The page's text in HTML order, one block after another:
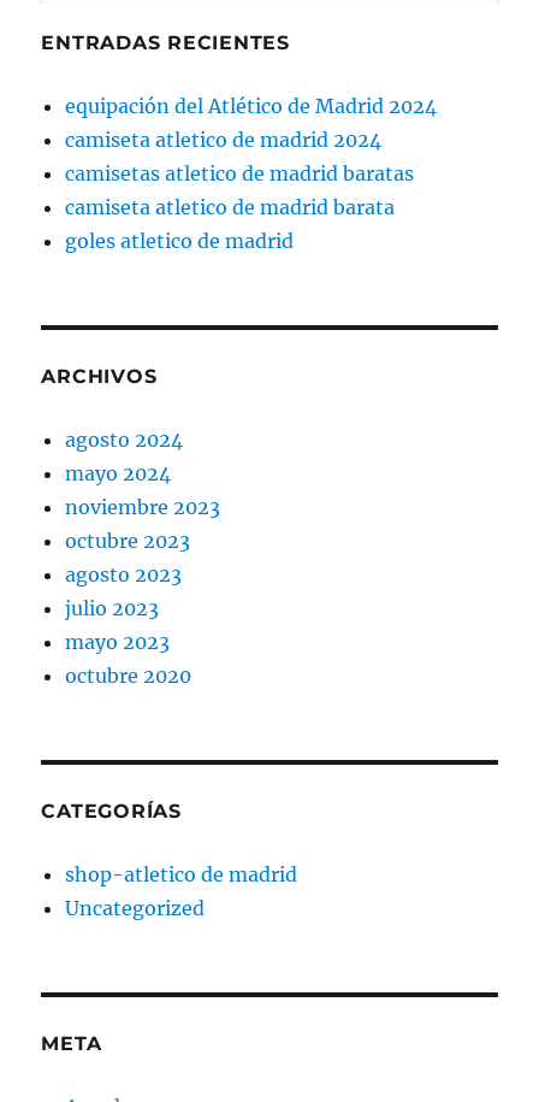
ENTRADAS RECIENTES
equipación del Atlético de Madrid 2024
camiseta atletico de madrid 2024
camisetas atletico de madrid baratas
camiseta atletico de madrid barata
goles atletico de madrid
ARCHIVOS
agosto 2024
mayo 2024
noviembre 2023
octubre 2023
agosto 2023
julio 2023
mayo 2023
octubre 2020
CATEGORÍAS
shop-atletico de madrid
Uncategorized
META